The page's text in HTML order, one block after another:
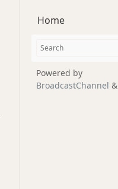
Home
Powered by
BroadcastChannel &